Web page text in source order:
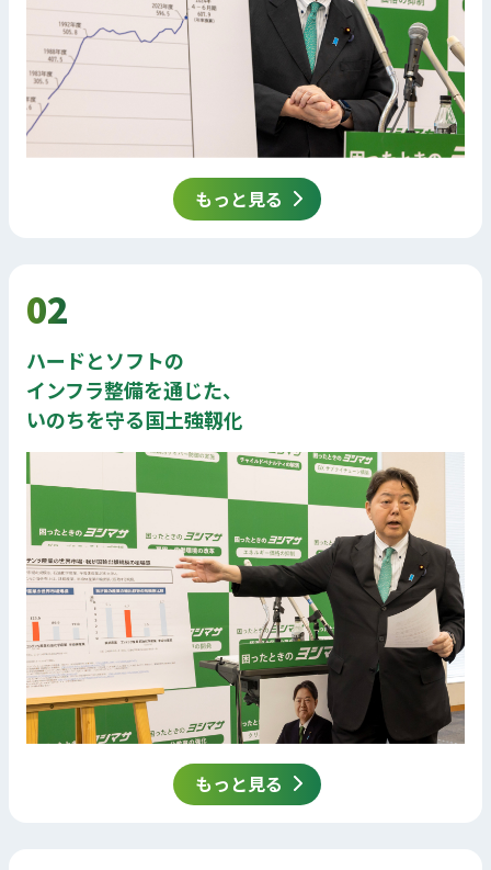
もっと見る
02
ハードとソフトの
インフラ整備を通じた、
いのちを守る国土強靱化
もっと見る